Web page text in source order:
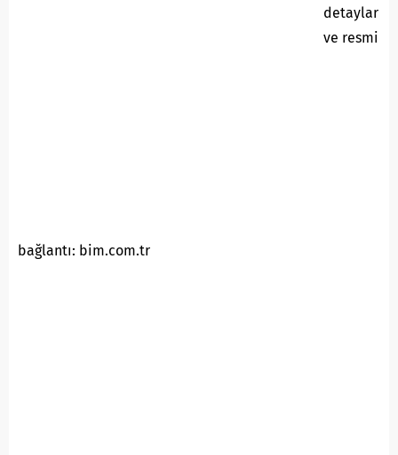
detaylar
ve resmi
bağlantı: bim.com.tr